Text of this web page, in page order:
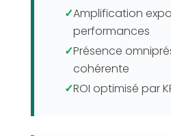
✓Amplification
performances
✓Présence
cohérente
✓ROI optimisé par